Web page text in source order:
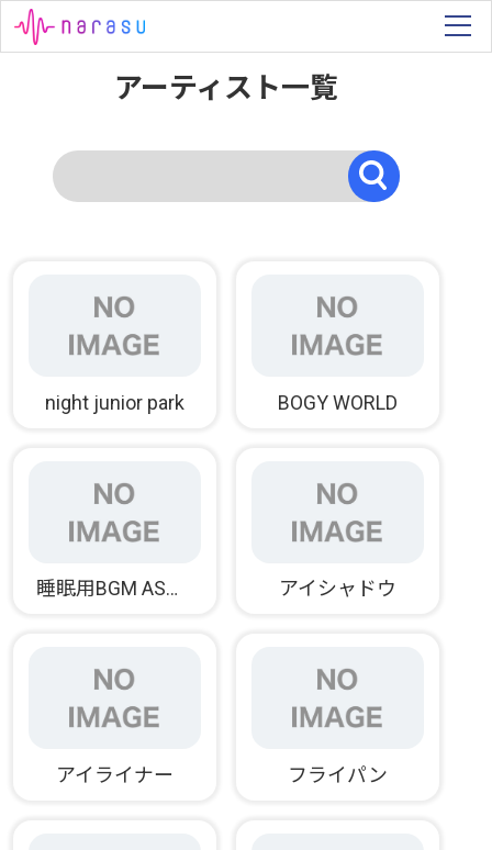
アーティスト一覧
night junior park BOGY WORLD
睡眠用BGM ASMR太郎 アイシャドウ
アイライナー フライパン